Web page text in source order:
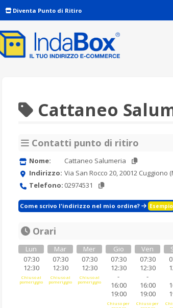
Diventa Punto di Ritiro
Cattaneo
Contatti punto di ritiro
Nome:
Cattaneo Salumeria
Indirizzo: Via San Rocco 20, 20012 Cuggiono
Telefono: 02974531
Come scrivo l'indirizzo nel mio ordine? Esempio
Orari
Lun
07:30
12:30
Chiuso al
pomeriggio
Mar
07:30
12:30
Chiuso al
pomeriggio
Mer
07:30
12:30
Chiuso al
pomeriggio
Gio
07:30
12:30
-
16:00
19:00
Chiuso per
Ven
07:30
12:30
-
16:00
19:00
Chiuso per